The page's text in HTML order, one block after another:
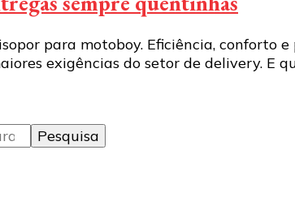
para motoboy. Eficiência, conforto
exigências do setor de delivery. E